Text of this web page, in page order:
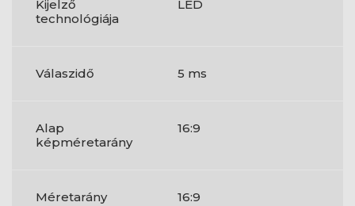
Kijelző
technológiája
LED
Válaszidő 5 ms
Alap
képméretarány
16:9
Méretarány 16:9